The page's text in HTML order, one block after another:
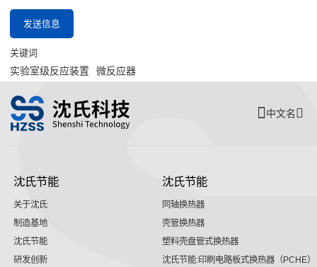
发送信息
关键词
实验室级反应装置 微反应器
中文名
沈氏节能
关于沈氏
制造基地
沈氏节能
研发创新
沈氏节能
同轴换热器
壳管换热器
塑料壳盘管式换热器
沈氏节能:印刷电路板式换热器（PCHE）